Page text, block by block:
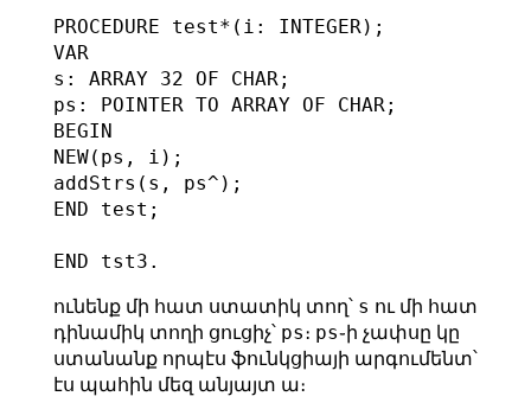
PROCEDURE test*(i: INTEGER);
VAR
s: ARRAY 32 OF CHAR;
ps: POINTER TO ARRAY OF CHAR;
BEGIN
NEW(ps, i);
addStrs(s, ps^);
END test;
ունենք մի հատ ստատիկ տող՝ s ու մի հատ
դինամիկ տողի ցուցիչ՝ ps։ ps֊ի չափսը կը
ստանանք որպէս ֆունկցիայի արգումենտ՝
էս պահին մեզ անյայտ ա։